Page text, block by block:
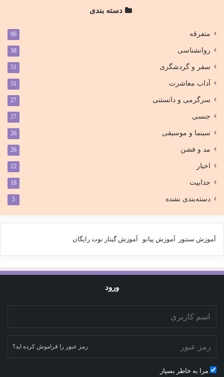
دسته بندی
متفرقه 96
روانشناسی 58
سفر و گردشگری 51
آداب معاشرت 31
سرگرمی و دانستنی 27
جنسی 27
سینما و موسیقی 26
مد و فشن 26
اخبار 22
جذابیت 18
دسته‌بندی نشده 5
آموزش سنتور آموزش پیانو آموزش گیتار نوت رایگان
ورود
رمز عبور را فراموش کرده اید؟
مرا به خاطر بسپار